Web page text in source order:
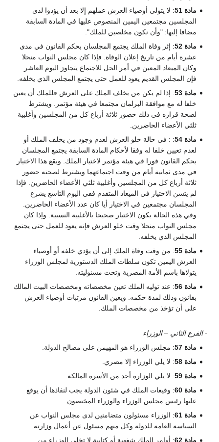
مادة 51
: لا يتولى أوصياء العرش عملهم إلا بعد أن يؤدوا لدى
المجلسين مجتمعين اليمين المنصوص عليها في المادة السابقة
مضافا إليها: "وأن نكون مخلصين للملك".
مادة 52
: إثر وفاة الملك يجتمع المجلسان بحكم القانون في مدى
عشرة أيام من تاريخ إعلان الوفاة. فإذا كان مجلس النواب منحلا
وكان الميعاد المعين في أمر الحل للاجتماع يتجاوز اليوم العاشر
فإن المجلس القديم يعود للعمل حتى يجتمع المجلس الذي يخلفه.
مادة 53
: إذا لم يكن من يخلف الملك على العرش فللملك أن يعين
خلفا له مع موافقة البرلمان مجتمعا في هيئة مؤتمر. ويشترط
لصحة قراره في ذلك حضور ثلاثة أرباع كل من المجلسين وأغلبية
ثلثي الأعضاء الحاضرين.
مادة 54
: : في حالة خلو العرش لعدم وجود من يخلف الملك أو
لعدم تعيين خلفا له وفقا لأحكام المادة السابقة يجتمع المجلسان
بحكم القانون فورا في هيئة مؤتمر لاختيار الملك. ويقع هذا الاختيار
في مدى ثمانية أيام من وقت اجتماعهما ويشترط لصحته حضور
ثلاثة أرباع كل من المجلسين وأغلبية ثلثي الأعضاء الحاضرين. فإذا
لم يتسن الاختيار في الميعاد المتقدم ففي اليوم التاسع يشرع
المجلسان مجتمعين في الاختيار أيا كان عدد الأعضاء الحاضرين.
وفي هذه الحالة يكون الاختيار صحيحا بالأغلبية النسبية. وإذا كان
مجلس النواب منحلا وقت خلو العرش فإنه يعود للعمل حتى يجتمع
المجلس الذي يخلفه.
مادة 55
: من وقت وفاة الملك إلى أن يؤدي خلفه أو أوصياء
العرش اليمين تكون سلطات الملك الدستورية لمجلس الوزراء
يتولاها باسم الأمة المصرية وتحت مسئوليته.
مادة 56
: عند توليه الملك تعين مخصصاته ومخصصات البيت المالك
بقانون وذلك لمدة حكمه. ويعين القانون مرتبات أوصياء العرش
على أن تؤخذ من مخصصات الملك.
-الفرع الثاني – الوزراء
مادة 57
: مجلس الوزراء هو المهيمن على مصالح الدولة.
مادة 58
: لا يلي الوزراء إلا مصري.
مادة 59
: لا يلي الوزارة أحد من الأسرة المالكة.
مادة 60
: وقيعات الملك في شئون الدولة يجب لنفاذها أن يوقع
عليها رئيس مجلس الوزراء والوزراء المختصون.
مادة 61
: الوزراء مسئولون متضامنين لدى مجلس النواب عن
السياسة العامة للدولة وكل منهم مسئول عن أعمال وزارته.
مادة 62
: أوامر الملك شفهية أو كتابية لا تخلي الوزراء من